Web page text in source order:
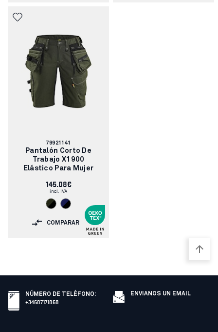
Número
de
artículo:
79921141
Pantalón Corto De
Trabajo X1900
Elástico Para Mujer
145.08€
incl. IVA
COMPARAR
NÚMERO DE TELÉFONO:
+34687171868
ENVIANOS UN EMAIL